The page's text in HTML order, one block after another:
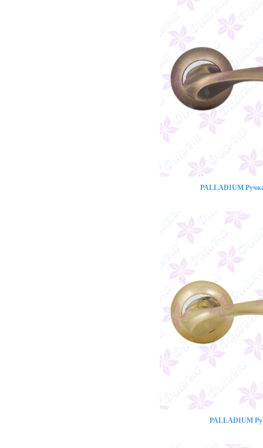
PALLADIUM
PALLADIUM